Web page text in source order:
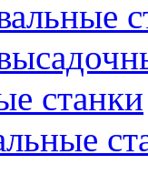
станки